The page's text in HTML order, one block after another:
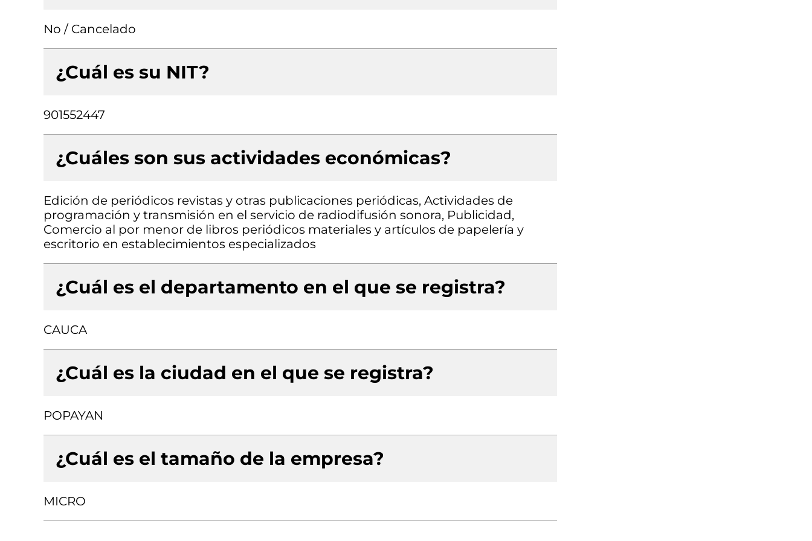
No / Cancelado
¿Cuál es su NIT?
901552447
¿Cuáles son sus actividades económicas?
Edición de periódicos revistas y otras publicaciones periódicas, Actividades de
programación y transmisión en el servicio de radiodifusión sonora, Publicidad,
Comercio al por menor de libros periódicos materiales y artículos de papelería y
escritorio en establecimientos especializados
¿Cuál es el departamento en el que se registra?
CAUCA
¿Cuál es la ciudad en el que se registra?
POPAYAN
¿Cuál es el tamaño de la empresa?
MICRO